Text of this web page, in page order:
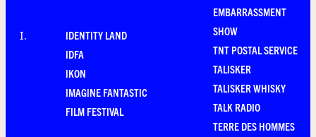
I.
IDENTITY LAND
IDFA
IKON
IMAGINE FANTASTIC
FILM FESTIVAL
EMBARRASSMENT
SHOW
TNT POSTAL SERVICE
TALISKER
TALISKER WHISKY
TALK RADIO
TERRE DES HOMMES